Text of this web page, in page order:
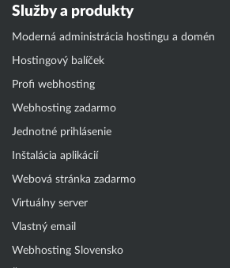
Služby a produkty
Moderná administrácia hostingu a domén
Hostingový balíček
Profi webhosting
Webhosting zadarmo
Jednotné prihlásenie
Inštalácia aplikácií
Webová stránka zadarmo
Virtuálny server
Vlastný email
Webhosting Slovensko